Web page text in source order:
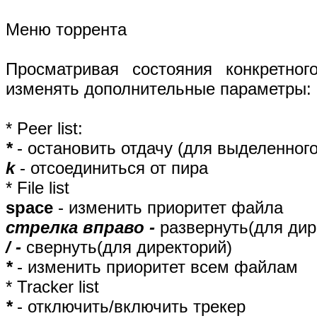
Меню торрента
Просматривая состояния
изменять дополнительные параметры:
* Peer list:
*- остановить отдачу (для
k- отсоединиться от пира
* File list
space - изменить приоритет файла
стрелка вправо - развернуть(для
/ - cвернуть(для директорий)
* - изменить приоритет всем файлам
* Tracker list
* - отключить/включить трекер